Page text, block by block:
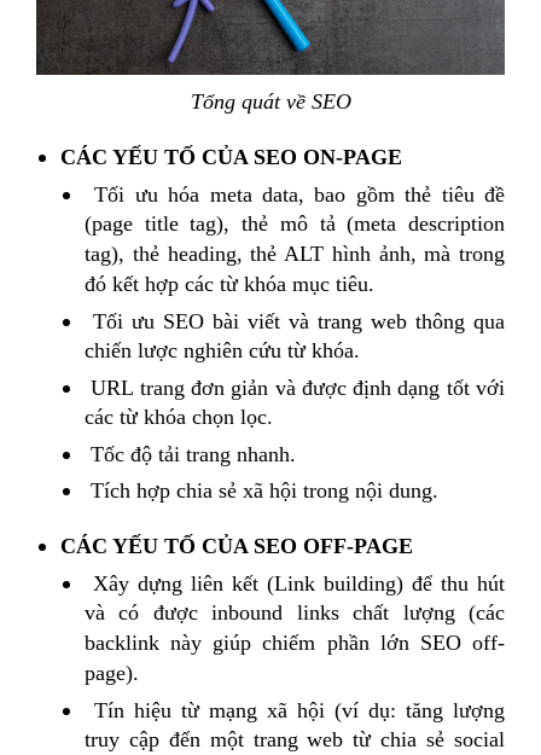
Tổng quát về SEO
CÁC YẾU TỐ CỦA SEO ON-PAGE
Tối ưu hóa meta data, bao gồm thẻ tiêu đề
(page title tag), thẻ mô tả (meta description
tag), thẻ heading, thẻ ALT hình ảnh, mà trong
đó kết hợp các từ khóa mục tiêu.
Tối ưu SEO bài viết và trang web thông qua
chiến lược nghiên cứu từ khóa.
URL trang đơn giản và được định dạng tốt với
các từ khóa chọn lọc.
Tốc độ tải trang nhanh.
Tích hợp chia sẻ xã hội trong nội dung.
CÁC YẾU TỐ CỦA SEO OFF-PAGE
Xây dựng liên kết (Link building) để thu hút
và có được inbound links chất lượng (các
backlink này giúp chiếm phần lớn SEO off-
page).
Tín hiệu từ mạng xã hội (ví dụ: tăng lượng
truy cập đến một trang web từ chia sẻ social